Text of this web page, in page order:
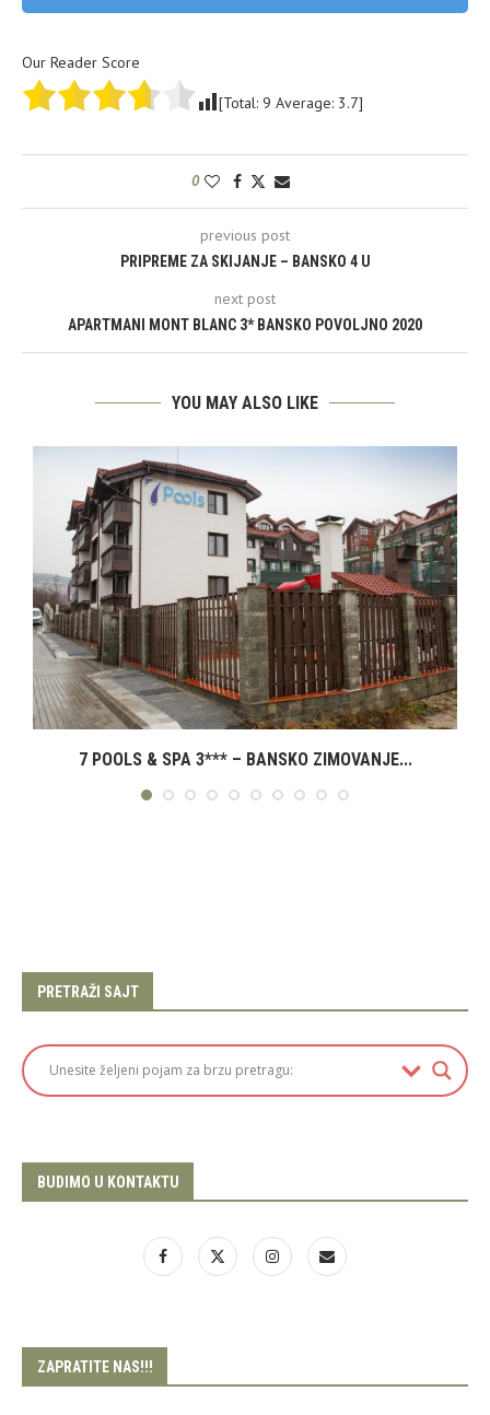
Our Reader Score
[Total: 9 Average: 3.7]
0
previous post
PRIPREME ZA SKIJANJE – BANSKO 4 U
next post
APARTMANI MONT BLANC 3* BANSKO POVOLJNO 2020
YOU MAY ALSO LIKE
7 POOLS & SPA 3*** – BANSKO ZIMOVANJE...
PRETRAŽI SAJT
BUDIMO U KONTAKTU
ZAPRATITE NAS!!!